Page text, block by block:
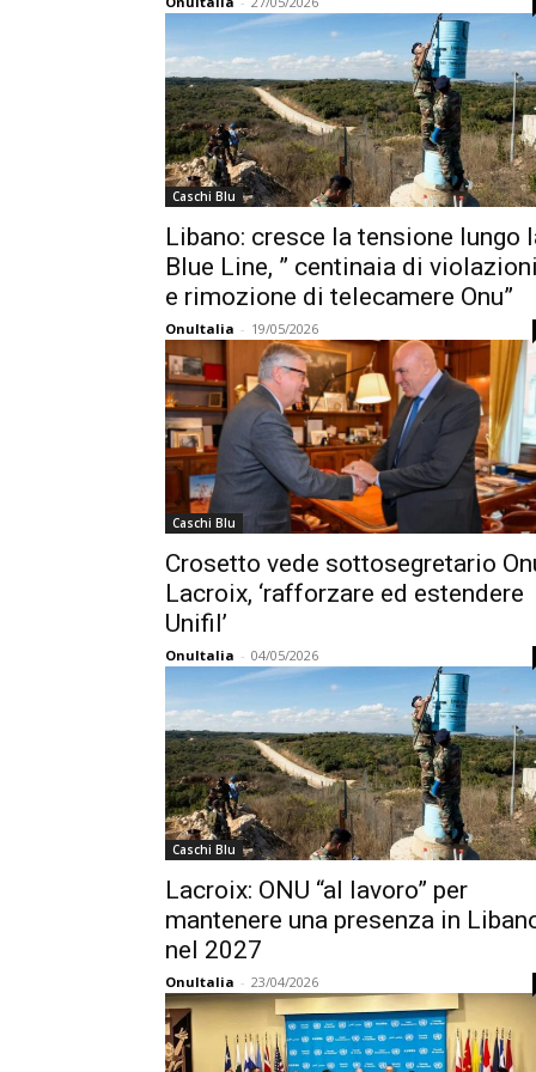
Caschi Blu
Libano: cresce la tensione lungo
Blue Line, ” centinaia di
e rimozione di telecamere Onu”
OnuItalia - 19/05/2026
Caschi Blu
Crosetto vede sottosegretario
Lacroix, ‘rafforzare ed estendere
Unifil’
OnuItalia - 04/05/2026
Caschi Blu
Lacroix: ONU “al lavoro” per
mantenere una presenza in
nel 2027
OnuItalia - 23/04/2026